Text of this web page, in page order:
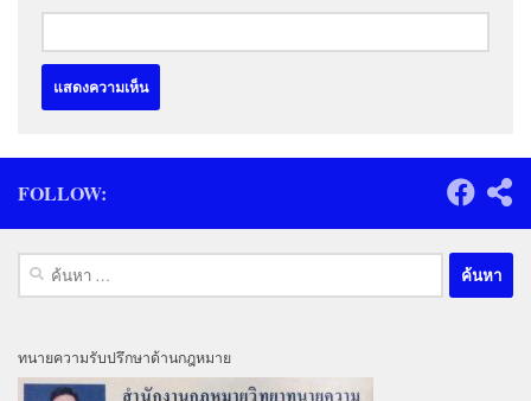
FOLLOW:
ค้นหา
ทนายความรับปรึกษาด้านกฎหมาย